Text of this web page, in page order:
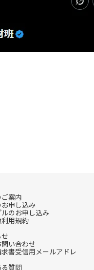
案内
申し込み
のお申し込み
用規約
い合わせ
書受信用メールアドレ
質問